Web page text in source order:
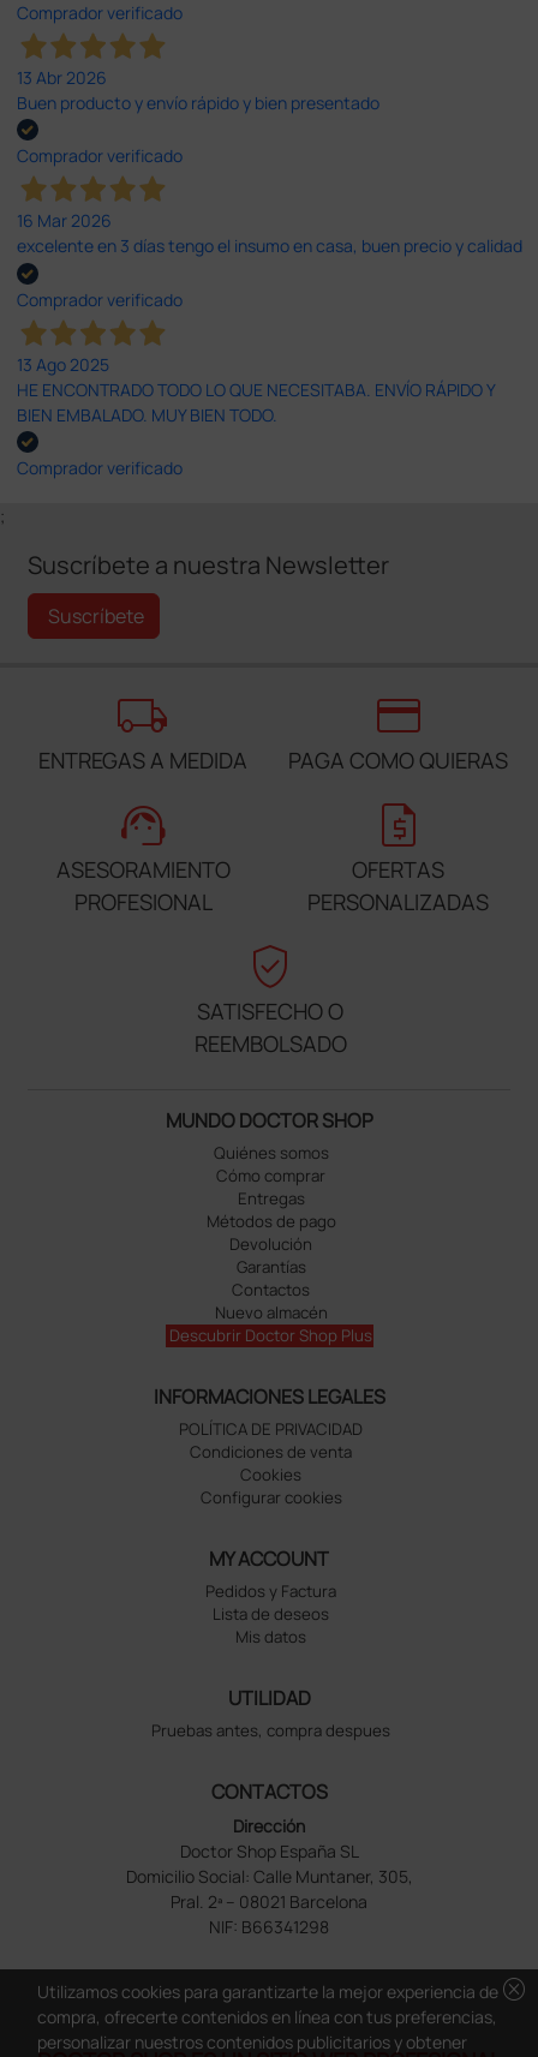
Comprador verificado
13 Abr 2026
Buen producto y envío rápido y bien presentado
Comprador verificado
16 Mar 2026
excelente en 3 días tengo el insumo en casa, buen precio y calidad
Comprador verificado
13 Ago 2025
HE ENCONTRADO TODO LO QUE NECESITABA. ENVÍO RÁPIDO Y
BIEN EMBALADO. MUY BIEN TODO.
Comprador verificado
;
Suscríbete a nuestra Newsletter
Suscríbete
local_shipping
ENTREGAS A MEDIDA
credit_card
PAGA COMO QUIERAS
support_agent
ASESORAMIENTO
PROFESIONAL
request_quote
OFERTAS
PERSONALIZADAS
verified_user
SATISFECHO O
REEMBOLSADO
MUNDO DOCTOR SHOP
Quiénes somos
Cómo comprar
Entregas
Métodos de pago
Devolución
Garantías
Contactos
Nuevo almacén
Descubrir Doctor Shop Plus
INFORMACIONES LEGALES
POLÍTICA DE PRIVACIDAD
Condiciones de venta
Cookies
Configurar cookies
MY ACCOUNT
Pedidos y Factura
Lista de deseos
Mis datos
UTILIDAD
Pruebas antes, compra despues
CONTACTOS
Dirección
Doctor Shop España SL
Domicilio Social: Calle Muntaner, 305,
Pral. 2ª – 08021 Barcelona
NIF: B66341298
cancel
Utilizamos cookies para garantizarte la mejor experiencia de
compra, ofrecerte contenidos en línea con tus preferencias,
personalizar nuestros contenidos publicitarios y obtener